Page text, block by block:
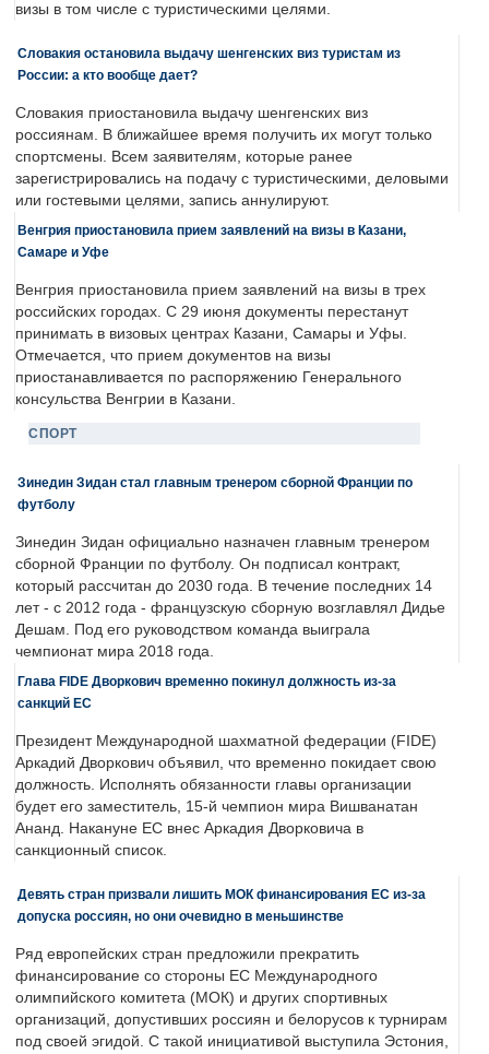
визы в том числе с туристическими целями.
Словакия остановила выдачу шенгенских виз туристам из
России: а кто вообще дает?
Словакия приостановила выдачу шенгенских виз
россиянам. В ближайшее время получить их могут только
спортсмены. Всем заявителям, которые ранее
зарегистрировались на подачу с туристическими, деловыми
или гостевыми целями, запись аннулируют.
Венгрия приостановила прием заявлений на визы в Казани,
Самаре и Уфе
Венгрия приостановила прием заявлений на визы в трех
российских городах. С 29 июня документы перестанут
принимать в визовых центрах Казани, Самары и Уфы.
Отмечается, что прием документов на визы
приостанавливается по распоряжению Генерального
консульства Венгрии в Казани.
СПОРТ
Зинедин Зидан стал главным тренером сборной Франции по
футболу
Зинедин Зидан официально назначен главным тренером
сборной Франции по футболу. Он подписал контракт,
который рассчитан до 2030 года. В течение последних 14
лет - с 2012 года - французскую сборную возглавлял Дидье
Дешам. Под его руководством команда выиграла
чемпионат мира 2018 года.
Глава FIDE Дворкович временно покинул должность из-за
санкций ЕС
Президент Международной шахматной федерации (FIDE)
Аркадий Дворкович объявил, что временно покидает свою
должность. Исполнять обязанности главы организации
будет его заместитель, 15-й чемпион мира Вишванатан
Ананд. Накануне ЕС внес Аркадия Дворковича в
санкционный список.
Девять стран призвали лишить МОК финансирования ЕС из-за
допуска россиян, но они очевидно в меньшинстве
Ряд европейских стран предложили прекратить
финансирование со стороны ЕС Международного
олимпийского комитета (МОК) и других спортивных
организаций, допустивших россиян и белорусов к турнирам
под своей эгидой. С такой инициативой выступила Эстония,